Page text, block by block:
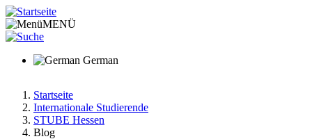
Direkt
zum
Inhalt
MENÜ
German
Pfadnavigation
Startseite
Internationale Studierende
STUBE Hessen
Blog